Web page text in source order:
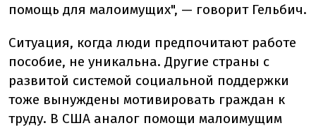
помощь для малоимущих", — говорит Гельбич.
Ситуация, когда люди предпочитают работе
пособие, не уникальна. Другие страны с
развитой системой социальной поддержки
тоже вынуждены мотивировать граждан к
труду. В США аналог помощи малоимущим